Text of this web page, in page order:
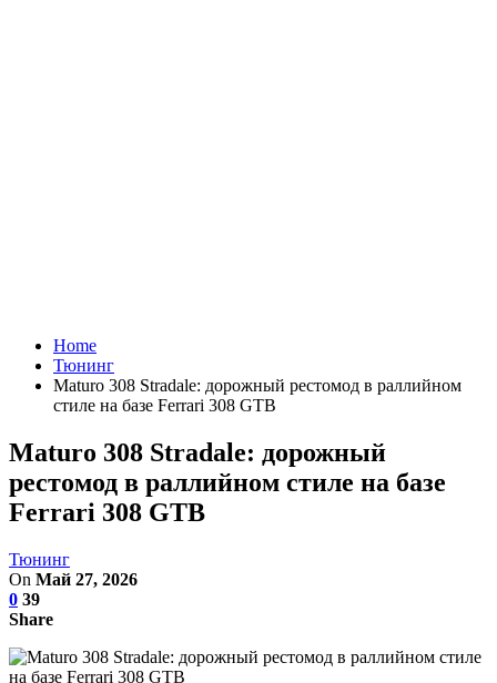
Home
Тюнинг
Maturo 308 Stradale: дорожный рестомод в раллийном
стиле на базе Ferrari 308 GTB
Maturo 308 Stradale: дорожный
рестомод в раллийном стиле на базе
Ferrari 308 GTB
Тюнинг
On Май 27, 2026
0 39
Share